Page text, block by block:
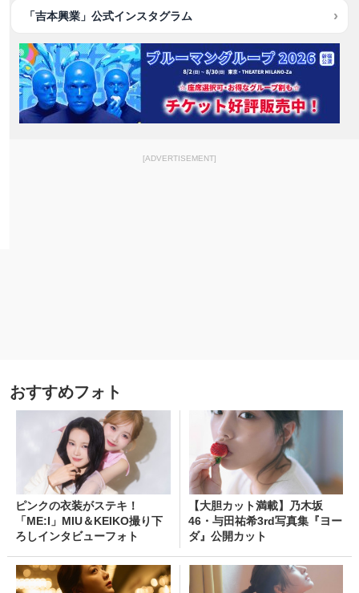
「吉本興業」公式インスタグラム
[ADVERTISEMENT]
おすすめフォト
ピンクの衣装がステキ！
「ME:I」MIU＆KEIKO撮り下
ろしインタビューフォト
【大胆カット満載】乃木坂
46・与田祐希3rd写真集『ヨー
ダ』公開カット